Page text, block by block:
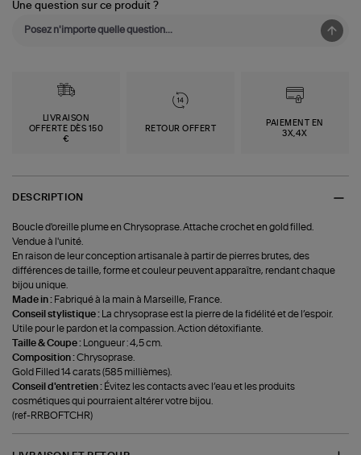
Une question sur ce produit ?
LIVRAISON
OFFERTE DÈS 150
€
RETOUR OFFERT
PAIEMENT EN
3X,4X
DESCRIPTION
Boucle d'oreille plume en Chrysoprase. Attache crochet en gold filled.
Vendue à l'unité.
En raison de leur conception artisanale à partir de pierres brutes, des
différences de taille, forme et couleur peuvent apparaître, rendant chaque
bijou unique.
Made in : Fabriqué à la main à Marseille, France.
Conseil stylistique :
La chrysoprase est la pierre de la fidélité et de l’espoir.
Utile pour le pardon et la compassion. Action détoxifiante.
Taille & Coupe :
Longueur : 4,5 cm.
Composition :Chrysoprase.
Gold Filled 14 carats (585 millièmes).
Conseil d'entretien : Évitez les contacts avec l’eau et les produits
cosmétiques qui pourraient altérer votre bijou.
(ref-RRBOFTCHR)